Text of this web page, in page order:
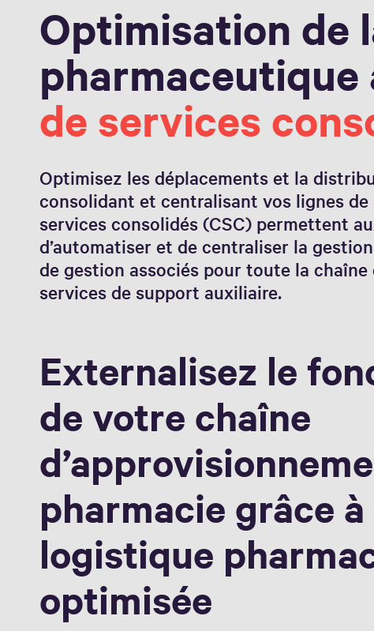
Optimisation de
pharmaceutique
de services
Optimisez les déplacements et la
consolidant et centralisant vos lignes de
services consolidés (CSC) permettent
d’automatiser et de centraliser la
de gestion associés pour toute la chaîne
services de support auxiliaire.
Externalisez le
de votre chaîne
pharmacie grâce à
logistique
optimisée